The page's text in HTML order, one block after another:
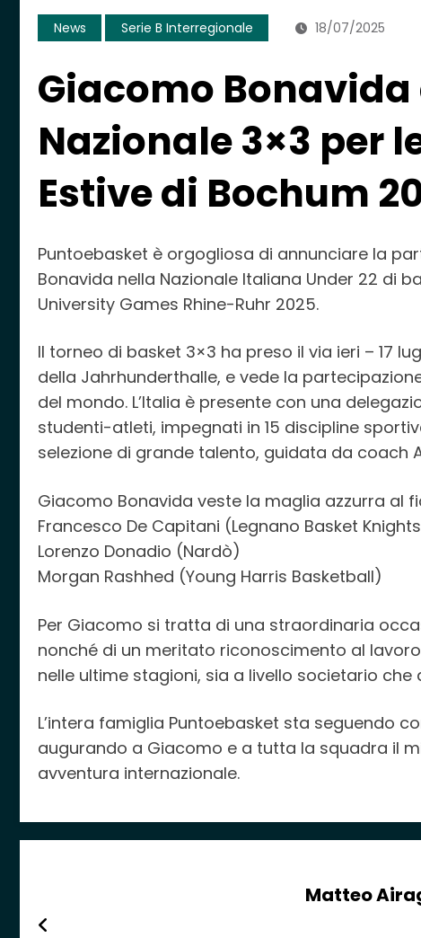
News Serie B Interregionale 18/07/2025
Giacomo
Nazionale 3×3 per
Estive di Bochum
Puntoebasket è orgogliosa di annunciare la
Bonavida nella Nazionale Italiana Under 22 di
University Games Rhine-Ruhr 2025.
Il torneo di basket 3×3 ha preso il via ieri – 17
della Jahrhunderthalle, e vede la
del mondo. L’Italia è presente con una
studenti-atleti, impegnati in 15 discipline
selezione di grande talento, guidata da coach
Giacomo Bonavida veste la maglia azzurra al
Francesco De Capitani (Legnano Basket
Lorenzo Donadio (Nardò)
Morgan Rashhed (Young Harris Basketball)
Per Giacomo si tratta di una straordinaria
nonché di un meritato riconoscimento al
nelle ultime stagioni, sia a livello societario che
L’intera famiglia Puntoebasket sta seguendo
augurando a Giacomo e a tutta la squadra il
avventura internazionale.
Matteo